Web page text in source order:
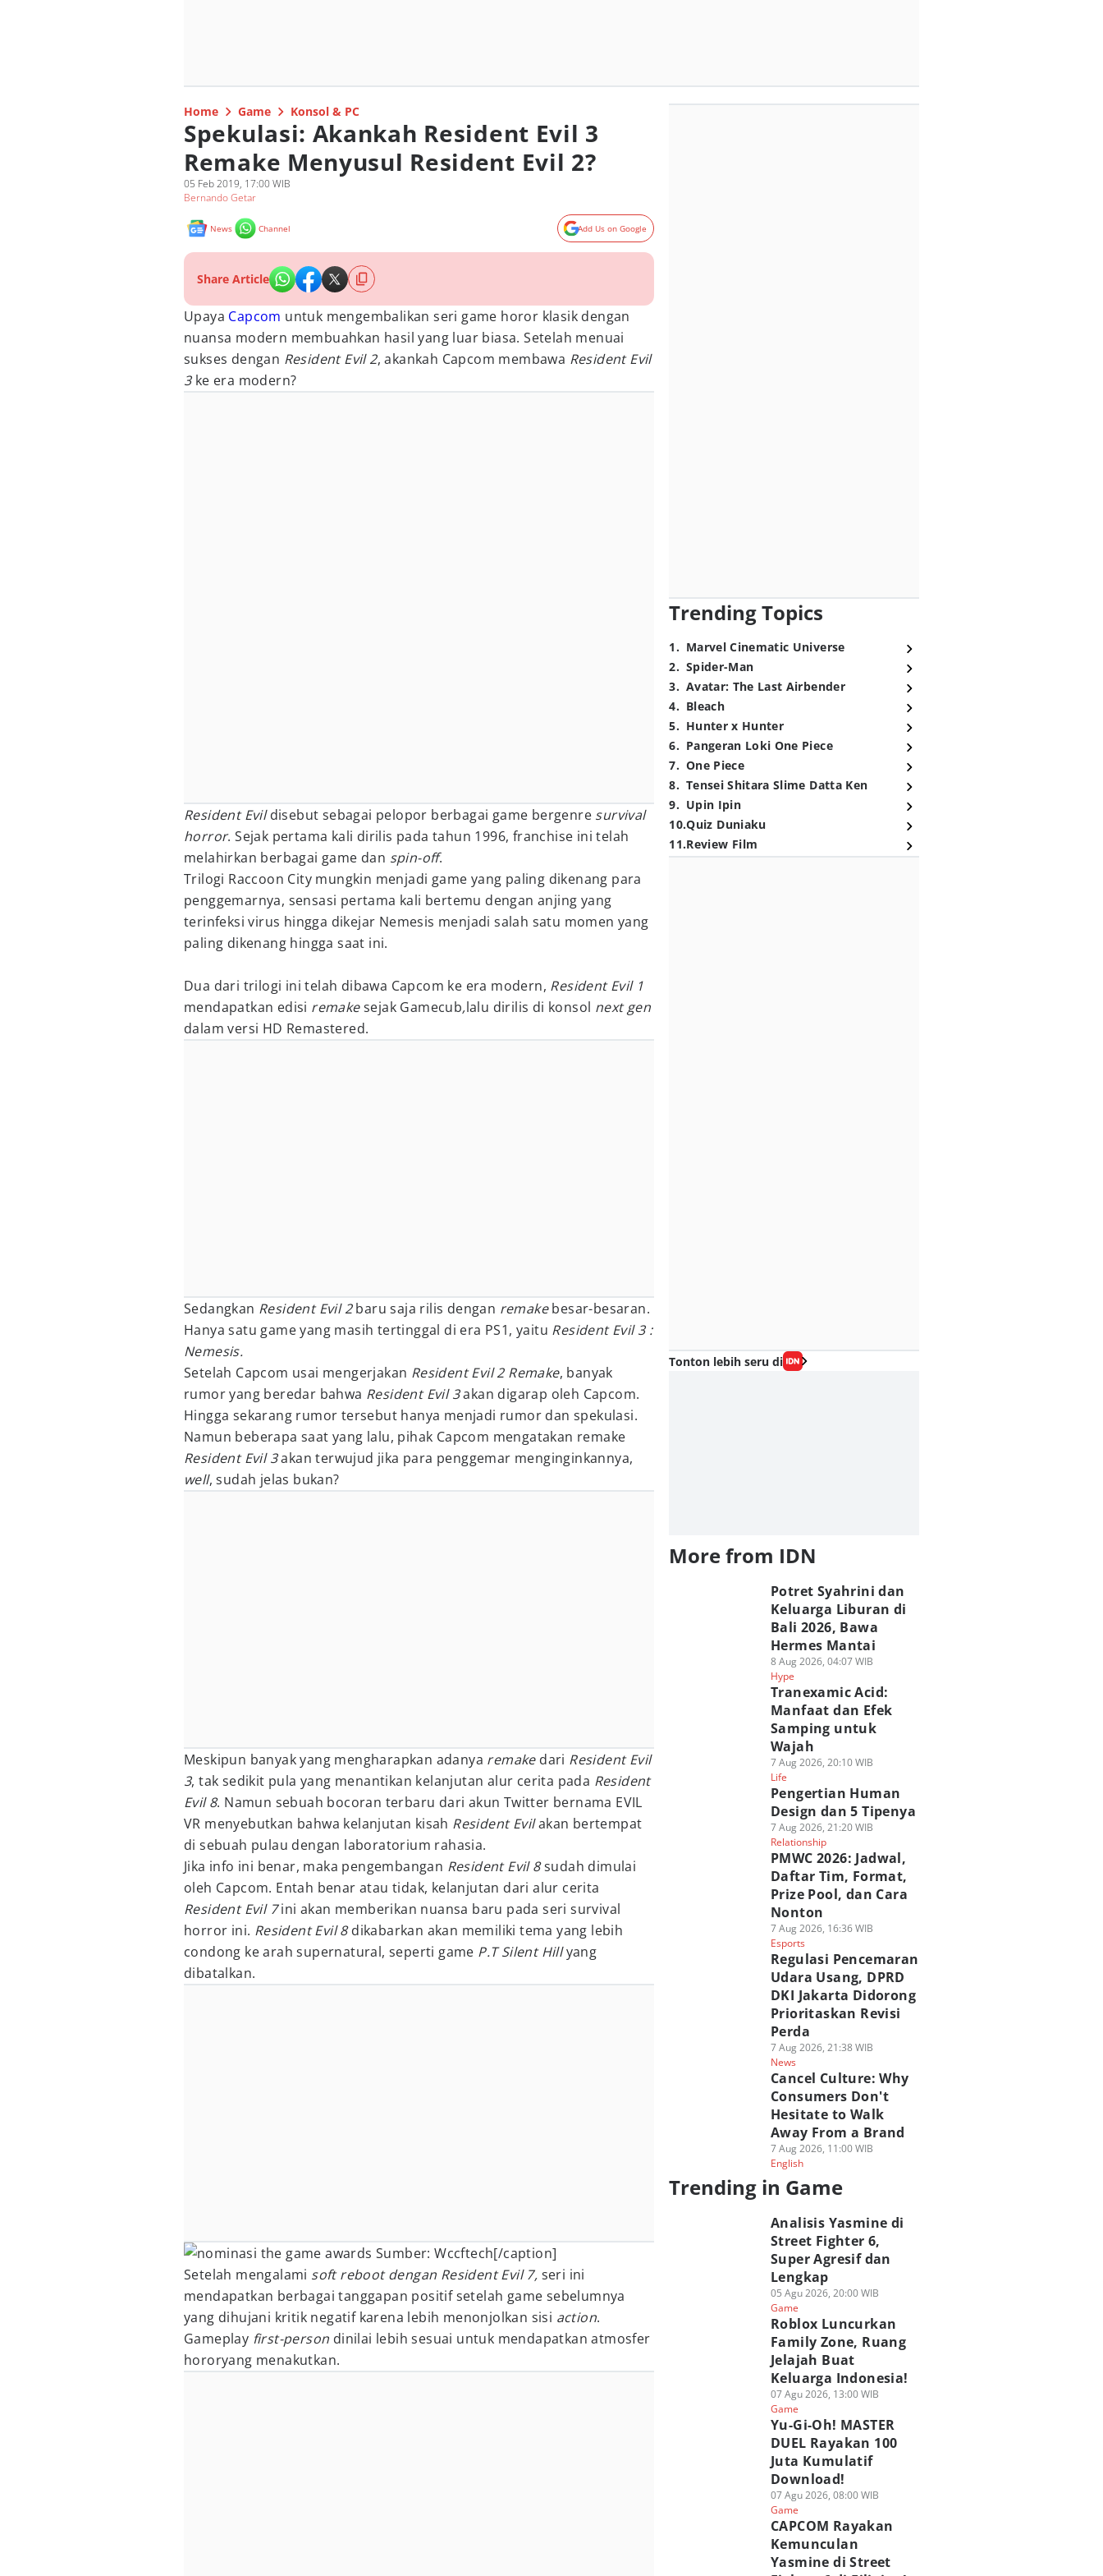
Home Game Konsol & PC
Spekulasi: Akankah Resident Evil 3
Remake Menyusul Resident Evil 2?
05 Feb 2019, 17:00 WIB
Bernando Getar
News Channel Add Us on Google
Share Article
Upaya Capcom untuk mengembalikan seri game horor klasik dengan
nuansa modern membuahkan hasil yang luar biasa. Setelah menuai
sukses dengan Resident Evil 2, akankah Capcom membawa Resident Evil
3ke era modern?
Resident Evildisebut sebagai pelopor berbagai game bergenre survival
horror. Sejak pertama kali dirilis pada tahun 1996, franchise ini telah
melahirkan berbagai game dan spin-off.
Trilogi Raccoon City mungkin menjadi game yang paling dikenang para
penggemarnya, sensasi pertama kali bertemu dengan anjing yang
terinfeksi virus hingga dikejar Nemesis menjadi salah satu momen yang
paling dikenang hingga saat ini.
Dua dari trilogi ini telah dibawa Capcom ke era modern, Resident Evil 1
mendapatkan edisi remakesejak Gamecub,lalu dirilis di konsol next gen
dalam versi HD Remastered.
Sedangkan Resident Evil 2baru saja rilis dengan remakebesar-besaran.
Hanya satu game yang masih tertinggal di era PS1, yaitu Resident Evil 3 :
Nemesis.
Setelah Capcom usai mengerjakan Resident Evil 2 Remake, banyak
rumor yang beredar bahwa Resident Evil 3akan digarap oleh Capcom.
Hingga sekarang rumor tersebut hanya menjadi rumor dan spekulasi.
Namun beberapa saat yang lalu, pihak Capcom mengatakan remake
Resident Evil 3akan terwujud jika para penggemar menginginkannya,
well, sudah jelas bukan?
Meskipun banyak yang mengharapkan adanya remakedari Resident Evil
3, tak sedikit pula yang menantikan kelanjutan alur cerita pada Resident
Evil 8. Namun sebuah bocoran terbaru dari akun Twitter bernama EVIL
VR menyebutkan bahwa kelanjutan kisah Resident Evilakan bertempat
di sebuah pulau dengan laboratorium rahasia.
Jika info ini benar, maka pengembangan Resident Evil 8sudah dimulai
oleh Capcom. Entah benar atau tidak, kelanjutan dari alur cerita
Resident Evil 7ini akan memberikan nuansa baru pada seri survival
horror ini. Resident Evil 8dikabarkan akan memiliki tema yang lebih
condong ke arah supernatural, seperti game P.T Silent Hillyang
dibatalkan.
Sumber: Wccftech[/caption]
Setelah mengalami soft reboot dengan Resident Evil 7, seri ini
mendapatkan berbagai tanggapan positif setelah game sebelumnya
yang dihujani kritik negatif karena lebih menonjolkan sisi action.
Gameplay first-person dinilai lebih sesuai untuk mendapatkan atmosfer
hororyang menakutkan.
Trending Topics
1. Marvel Cinematic Universe
2. Spider-Man
3. Avatar: The Last Airbender
4. Bleach
5. Hunter x Hunter
6. Pangeran Loki One Piece
7. One Piece
8. Tensei Shitara Slime Datta Ken
9. Upin Ipin
10.Quiz Duniaku
11.Review Film
Tonton lebih seru di
More from IDN
Potret Syahrini dan
Keluarga Liburan di
Bali 2026, Bawa
Hermes Mantai
8 Aug 2026, 04:07 WIB
Hype
Tranexamic Acid:
Manfaat dan Efek
Samping untuk
Wajah
7 Aug 2026, 20:10 WIB
Life
Pengertian Human
Design dan 5 Tipenya
7 Aug 2026, 21:20 WIB
Relationship
PMWC 2026: Jadwal,
Daftar Tim, Format,
Prize Pool, dan Cara
Nonton
7 Aug 2026, 16:36 WIB
Esports
Regulasi Pencemaran
Udara Usang, DPRD
DKI Jakarta Didorong
Prioritaskan Revisi
Perda
7 Aug 2026, 21:38 WIB
News
Cancel Culture: Why
Consumers Don't
Hesitate to Walk
Away From a Brand
7 Aug 2026, 11:00 WIB
English
Trending in Game
Analisis Yasmine di
Street Fighter 6,
Super Agresif dan
Lengkap
05 Agu 2026, 20:00 WIB
Game
Roblox Luncurkan
Family Zone, Ruang
Jelajah Buat
Keluarga Indonesia!
07 Agu 2026, 13:00 WIB
Game
Yu-Gi-Oh! MASTER
DUEL Rayakan 100
Juta Kumulatif
Download!
07 Agu 2026, 08:00 WIB
Game
CAPCOM Rayakan
Kemunculan
Yasmine di Street